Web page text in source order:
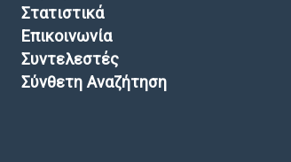
Στατιστικά
Επικοινωνία
Συντελεστές
Σύνθετη Αναζήτηση